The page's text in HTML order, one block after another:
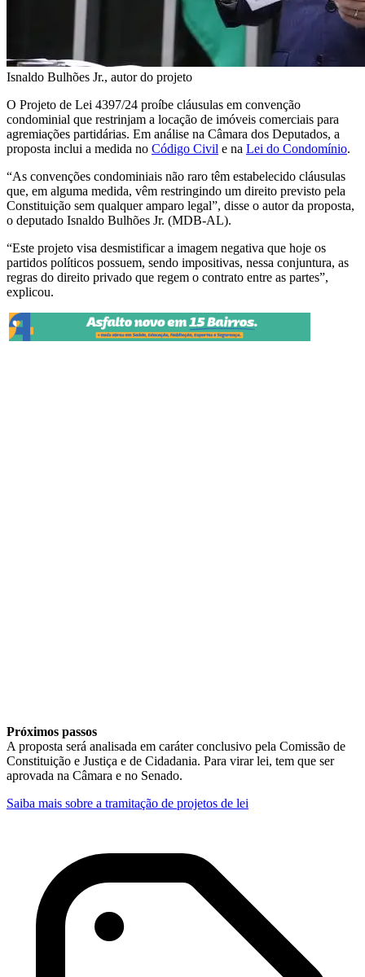
Isnaldo Bulhões Jr., autor do projeto
O Projeto de Lei 4397/24 proíbe cláusulas em convenção
condominial que restrinjam a locação de imóveis comerciais para
agremiações partidárias. Em análise na Câmara dos Deputados, a
proposta inclui a medida no Código Civil e na Lei do Condomínio.
“As convenções condominiais não raro têm estabelecido cláusulas
que, em alguma medida, vêm restringindo um direito previsto pela
Constituição sem qualquer amparo legal”, disse o autor da proposta,
o deputado Isnaldo Bulhões Jr. (MDB-AL).
“Este projeto visa desmistificar a imagem negativa que hoje os
partidos políticos possuem, sendo impositivas, nessa conjuntura, as
regras do direito privado que regem o contrato entre as partes”,
explicou.
Próximos passos
A proposta será analisada em caráter conclusivo pela Comissão de
Constituição e Justiça e de Cidadania. Para virar lei, tem que ser
aprovada na Câmara e no Senado.
Saiba mais sobre a tramitação de projetos de lei